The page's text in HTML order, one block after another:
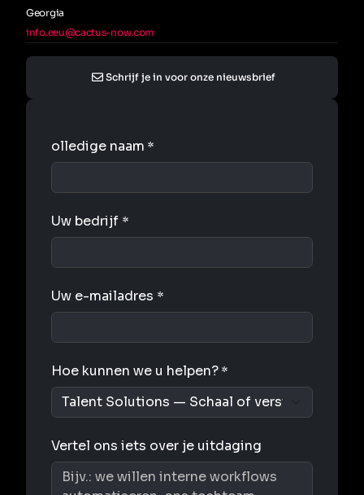
Georgia
info.eeu@cactus-now.com
Schrijf je in voor onze nieuwsbrief